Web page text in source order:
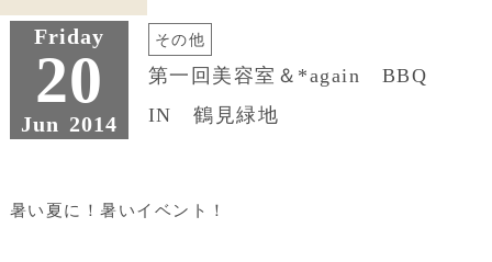
Friday
20
Jun 2014
その他
第一回美容室＆*again BBQ
IN 鶴見緑地
暑い夏に！暑いイベント！